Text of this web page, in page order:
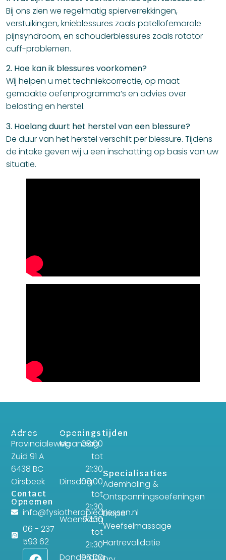
Bij ons zien we regelmatig spierverrekkingen,
verstuikingen, knieblessures zoals patellofemorale
pijnsyndroom, en schouderblessures zoals rotator
cuff-problemen.
2. Hoe kan ik blessures voorkomen?
Wij helpen u met techniekcorrectie, op maat
gemaakte oefenprogramma’s en advies over
belasting en herstel.
3. Hoelang duurt het herstel van een blessure?
De duur van het herstel verschilt per blessure. Tijdens
de intake geven wij u een inschatting op basis van uw
situatie.
Adres
Provincialeweg
Zuid 91 A
6438 BC
Oirsbeek
Contact
Opnemen
info@fysiotherapiedriessen.nl
06 - 237
593 62
Openingstijden
Maandag
08:00
tot
21:30
Dinsdag08:00
tot
21:30
Woensdag
07:30
tot
21:30
Donderdag
08:00
Specialisaties
Ademhaling &
Ontspanningsoefeningen
Diepe
Weefselmassage
Hartrevalidatie